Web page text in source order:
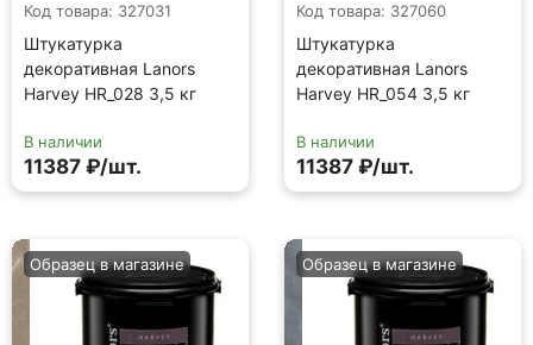
Код товара: 327031
Штукатурка
декоративная Lanors
Harvey HR_028 3,5 кг
В наличии
11387 ₽/шт.
Код товара: 327060
Штукатурка
декоративная Lanors
Harvey HR_054 3,5 кг
В наличии
11387 ₽/шт.
Образец в магазине Образец в магазине